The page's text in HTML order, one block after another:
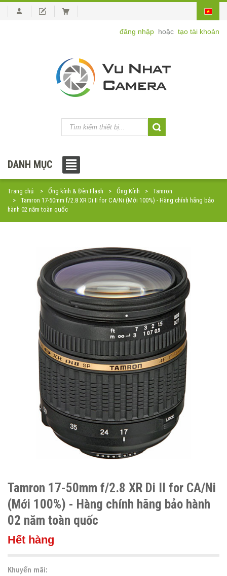
đăng nhập hoặc tạo tài khoản
DANH MỤC
Trang chủ Ống kính & Đèn Flash Ống Kính
Tamron
Tamron 17-50mm f/2.8 XR Di II for CA/Ni (Mới 100%) - Hàng chính hãng bảo
hành 02 năm toàn quốc
Tamron 17-50mm f/2.8 XR Di II for CA/Ni
(Mới 100%) - Hàng chính hãng bảo hành
02 năm toàn quốc
Hết hàng
Khuyến mãi: